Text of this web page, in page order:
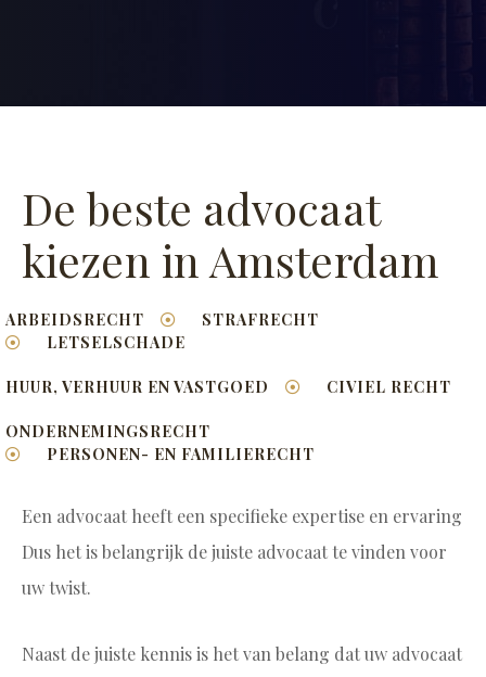
De beste advocaat
kiezen in Amsterdam
ARBEIDSRECHT
STRAFRECHT
LETSELSCHADE
HUUR, VERHUUR EN VASTGOED CIVIEL RECHT
ONDERNEMINGSRECHT
PERSONEN- EN FAMILIERECHT
Een advocaat heeft een specifieke expertise en ervaring
Dus het is belangrijk de juiste advocaat te vinden voor
uw twist.
Naast de juiste kennis is het van belang dat uw advocaat